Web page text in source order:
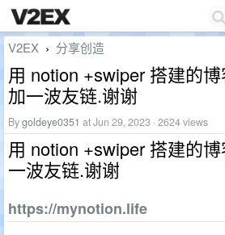
V2EX › 分享创造
用 notion +swiper 搭建的
加一波友链.谢谢
Bygoldeye0351 at Jun 29, 2023 · 2624 views
用 notion +swiper 搭建的
一波友链.谢谢
https://mynotion.life